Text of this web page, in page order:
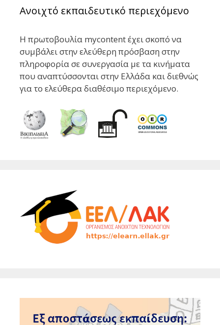
Ανοιχτό εκπαιδευτικό περιεχόμενο
Η πρωτοβουλία mycontent έχει σκοπό να
συμβάλει στην ελεύθερη πρόσβαση στην
πληροφορία σε συνεργασία με τα κινήματα
που αναπτύσσονται στην Ελλάδα και διεθνώς
για το ελεύθερα διαθέσιμο περιεχόμενο.